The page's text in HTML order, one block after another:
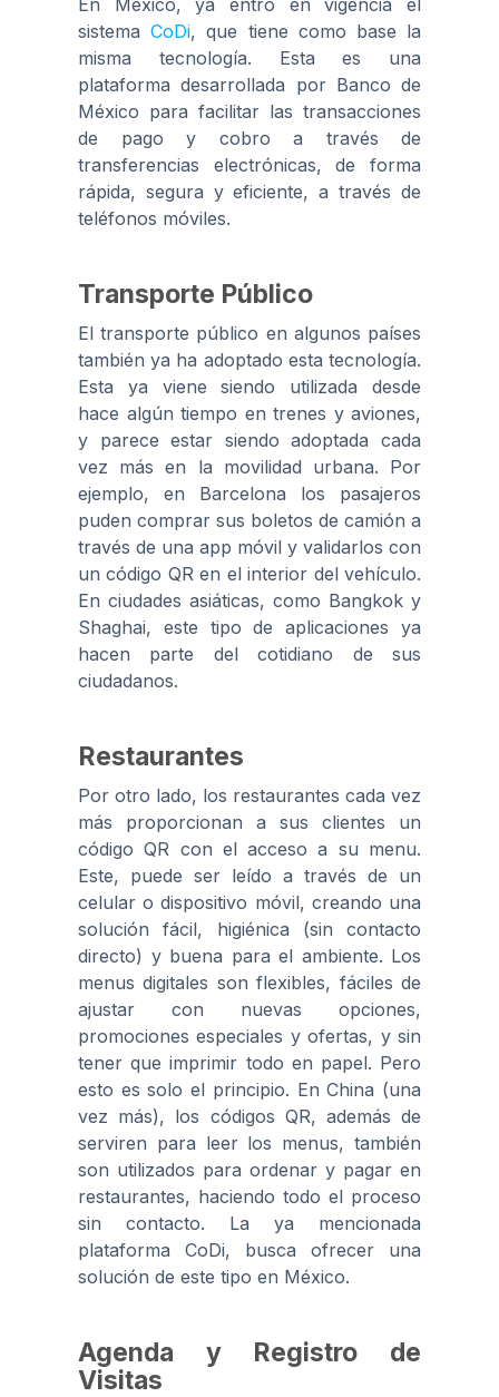
En México, ya entró en vigencia el
sistemaCoDi, que tiene como base la
misma tecnología. Esta es una
plataforma desarrollada por Banco de
México para facilitar las transacciones
de pago y cobro a través de
transferencias electrónicas, de forma
rápida, segura y eficiente, a través de
teléfonos móviles.
Transporte Público
El transporte público en algunos países
también ya ha adoptado esta tecnología.
Esta ya viene siendo utilizada desde
hace algún tiempo en trenes y aviones,
y parece estar siendo adoptada cada
vez más en la movilidad urbana. Por
ejemplo, en Barcelona los pasajeros
puden comprar sus boletos de camión a
través de una app móvil y validarlos con
un código QR en el interior del vehículo.
En ciudades asiáticas, como Bangkok y
Shaghai, este tipo de aplicaciones ya
hacen parte del cotidiano de sus
ciudadanos.
Restaurantes
Por otro lado, los restaurantes cada vez
más proporcionan a sus clientes un
código QR con el acceso a su menu.
Este, puede ser leído a través de un
celular o dispositivo móvil, creando una
solución fácil, higiénica (sin contacto
directo) y buena para el ambiente. Los
menus digitales son flexibles, fáciles de
ajustar con nuevas opciones,
promociones especiales y ofertas, y sin
tener que imprimir todo en papel. Pero
esto es solo el principio. En China (una
vez más), los códigos QR, además de
serviren para leer los menus, también
son utilizados para ordenar y pagar en
restaurantes, haciendo todo el proceso
sin contacto. La ya mencionada
plataforma CoDi, busca ofrecer una
solución de este tipo en México.
Agenda y Registro de
Visitas